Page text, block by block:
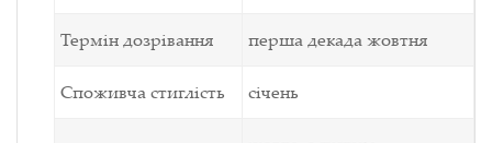
Термін дозрівання перша декада жовтня
Споживча стиглість січень